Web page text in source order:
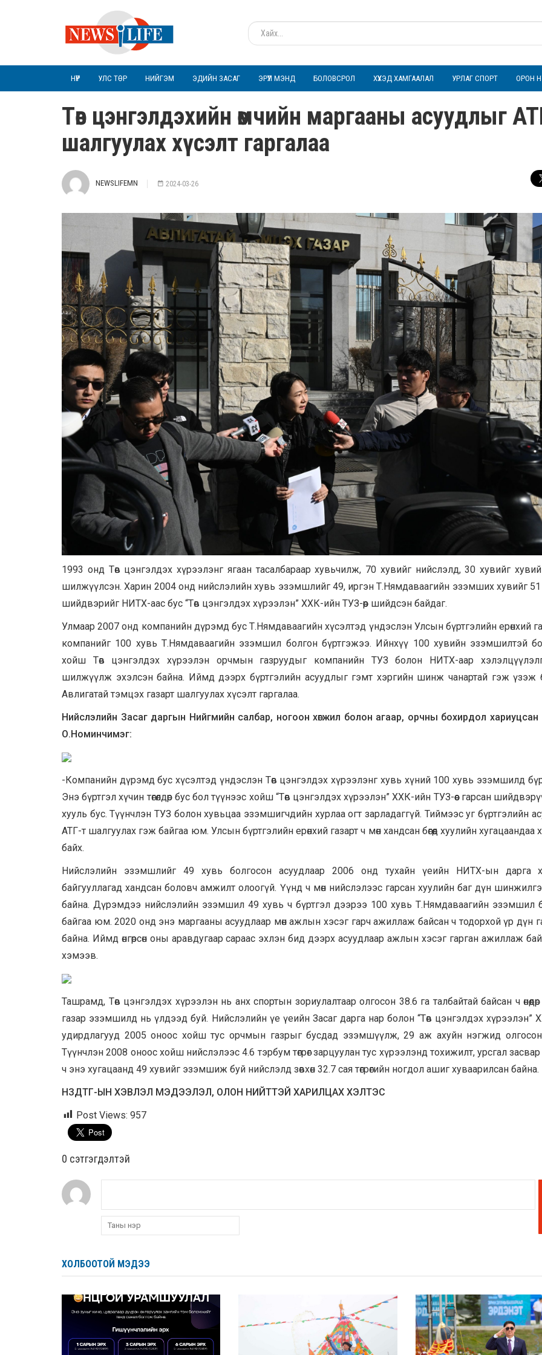
НҮҮР УЛС ТӨР НИЙГЭМ ЭДИЙН ЗАСАГ ЭРҮҮЛ МЭНД БОЛОВСРОЛ ХҮҮХЭД ХАМГААЛАЛ УРЛАГ СПОРТ ОРОН
Төв цэнгэлдэхийн өмчийн маргааны асуудлыг
шалгуулах хүсэлт гаргалаа
NEWSLIFEMN 2024-03-26
1993 онд Төв цэнгэлдэх хүрээлэнг ягаан тасалбараар хувьчилж, 70 хувийг нийслэлд, 30 хувийг
шилжүүлсэн. Харин 2004 онд нийслэлийн хувь эзэмшлийг 49, иргэн Т.Нямдаваагийн эзэмших хувийг 51
шийдвэрийг НИТХ-аас бус “Төв цэнгэлдэх хүрээлэн” ХХК-ийн ТУЗ-өөр шийдсэн байдаг.
Улмаар 2007 онд компанийн дүрэмд бус Т.Нямдаваагийн хүсэлтэд үндэслэн Улсын бүртгэлийн ерөнхий
компанийг 100 хувь Т.Нямдаваагийн эзэмшил болгон бүртгэжээ. Ийнхүү 100 хувийн эзэмшилтэй
хойш Төв цэнгэлдэх хүрээлэн орчмын газруудыг компанийн ТУЗ болон НИТХ-аар
шилжүүлж эхэлсэн байна. Иймд дээрх бүртгэлийн асуудлыг гэмт хэргийн шинж чанартай гэж үзэж
Авлигатай тэмцэх газарт шалгуулах хүсэлт гаргалаа.
Нийслэлийн Засаг даргын Нийгмийн салбар, ногоон хөгжил болон агаар, орчны бохирдол хариуцсан
О.Номинчимэг:
-Компанийн дүрэмд бус хүсэлтэд үндэслэн Төв цэнгэлдэх хүрээлэнг хувь хүний 100 хувь эзэмшилд
Энэ бүртгэл хүчин төгөлдөр бус бол түүнээс хойш “Төв цэнгэлдэх хүрээлэн” ХХК-ийн ТУЗ-өөс гарсан
хууль бус. Түүнчлэн ТУЗ болон хувьцаа эзэмшигчдийн хурлаа огт зарладаггүй. Тиймээс уг бүртгэлийн
АТГ-т шалгуулах гэж байгаа юм. Улсын бүртгэлийн ерөнхий газарт ч мөн хандсан бөгөөд хуулийн хугацаандаа
байх.
Нийслэлийн эзэмшлийг 49 хувь болгосон асуудлаар 2006 онд тухайн үеийн НИТХ-ын дарга
байгууллагад хандсан боловч амжилт олоогүй. Үүнд ч мөн нийслэлээс гарсан хуулийн баг дүн
байна. Дүрэмдээ нийслэлийн эзэмшил 49 хувь ч бүртгэл дээрээ 100 хувь Т.Нямдаваагийн эзэмшил
байгаа юм. 2020 онд энэ маргааны асуудлаар мөн ажлын хэсэг гарч ажиллаж байсан ч тодорхой үр дүн
байна. Иймд өнгөрсөн оны аравдугаар сараас эхлэн бид дээрх асуудлаар ажлын хэсэг гарган ажиллаж
хэмээв.
Ташрамд, Төв цэнгэлдэх хүрээлэн нь анх спортын зориулалтаар олгосон 38.6 га талбайтай байсан ч
газар эзэмшилд нь үлдээд буй. Нийслэлийн үе үеийн Засаг дарга нар болон “Төв цэнгэлдэх хүрээлэн”
удирдлагууд 2005 оноос хойш тус орчмын газрыг бусдад эзэмшүүлж, 29 аж ахуйн нэгжид олгосон
Түүнчлэн 2008 оноос хойш нийслэлээс 4.6 тэрбум төгрөг зарцуулан тус хүрээлэнд тохижилт, урсгал
ч энэ хугацаанд 49 хувийг эзэмшиж буй нийслэлд зөвхөн 32.7 сая төгрөгийн ногдол ашиг хуваарилсан байна.
НЗДТГ-ЫН ХЭВЛЭЛ МЭДЭЭЛЭЛ, ОЛОН НИЙТТЭЙ ХАРИЛЦАХ ХЭЛТЭС
Post Views: 957
0 cэтгэгдэлтэй
ХОЛБООТОЙ МЭДЭЭ